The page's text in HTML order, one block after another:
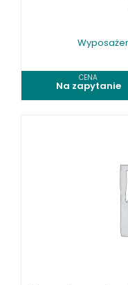
URZĄDZENIA
SPRĘŻARKI I
CENA
Na zapytanie